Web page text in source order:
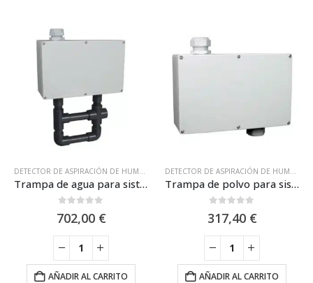
FILTROS Y ACCESORIOS,NSC, SISTEMAS DE
Trampa de agua para sistemas de detección por aspiración / NSC SP05228-00
702,00 €
AÑADIR AL CARRITO
Trampa de polvo para sistemas de detección por aspiración / NSC SP05226-00
317,40 €
AÑADIR AL CARRITO